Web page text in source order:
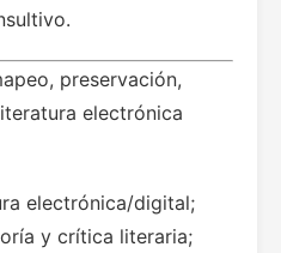
preservación,
electrónica
electrónica/digital;
y crítica literaria;